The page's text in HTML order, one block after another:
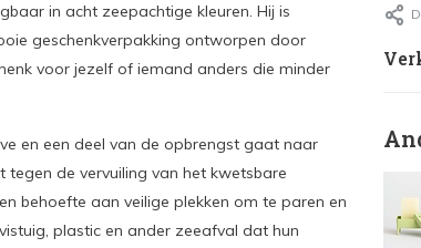
in acht zeepachtige kleuren. Hij is
geschenkverpakking ontworpen door
voor jezelf of iemand anders die minder
en een deel van de opbrengst gaat naar
tegen de vervuiling van het kwetsbare
behoefte aan veilige plekken om te paren en
plastic en ander zeeafval dat hun